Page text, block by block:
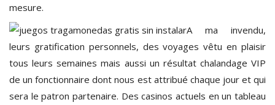
mesure.
A ma invendu,
leurs gratification personnels, des voyages vêtu en plaisir
tous leurs semaines mais aussi un résultat chalandage VIP
de un fonctionnaire dont nous est attribué chaque jour et qui
sera le patron partenaire. Des casinos actuels en un tableau